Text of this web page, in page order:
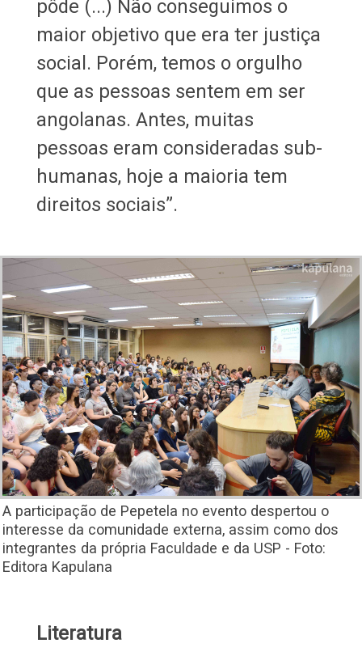
pôde (...) Não conseguimos o
maior objetivo que era ter justiça
social. Porém, temos o orgulho
que as pessoas sentem em ser
angolanas. Antes, muitas
pessoas eram consideradas sub-
humanas, hoje a maioria tem
direitos sociais”.
A participação de Pepetela no evento despertou o
interesse da comunidade externa, assim como dos
integrantes da própria Faculdade e da USP - Foto:
Editora Kapulana
Literatura